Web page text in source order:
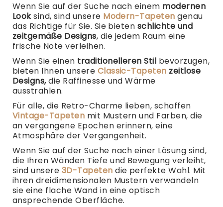
Wenn Sie auf der Suche nach einem modernen
Looksind, sind unsere Modern-Tapeten genau
das Richtige für Sie. Sie bieten schlichte und
zeitgemäße Designs, die jedem Raum eine
frische Note verleihen.
Wenn Sie einen traditionelleren Stil bevorzugen,
bieten Ihnen unsere Classic-Tapeten zeitlose
Designs,die Raffinesse und Wärme
ausstrahlen.
Für alle, die Retro-Charme lieben, schaffen
Vintage-Tapeten mit Mustern und Farben, die
an vergangene Epochen erinnern, eine
Atmosphäre der Vergangenheit.
Wenn Sie auf der Suche nach einer Lösung sind,
die Ihren Wänden Tiefe und Bewegung verleiht,
sind unsere 3D-Tapeten die perfekte Wahl. Mit
ihren dreidimensionalen Mustern verwandeln
sie eine flache Wand in eine optisch
ansprechende Oberfläche.